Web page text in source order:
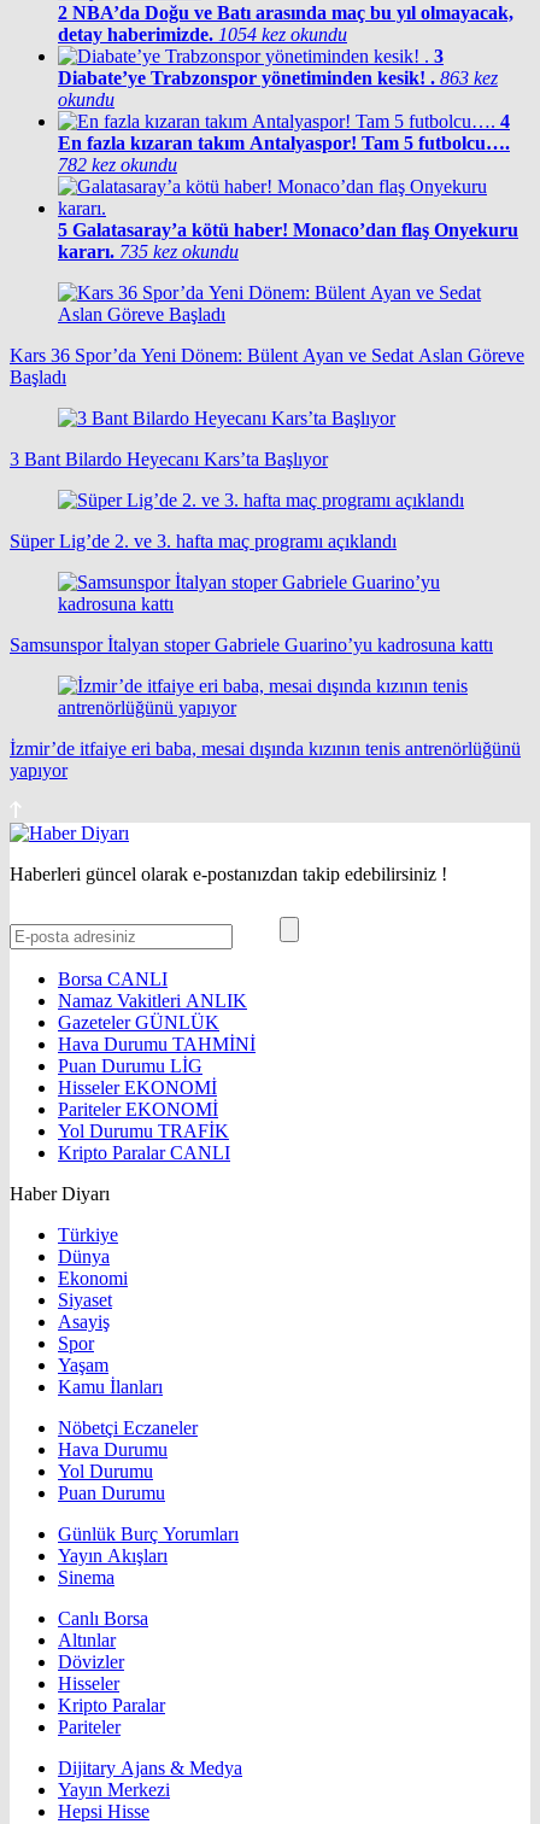
2 NBA’da Doğu ve Batı arasında maç bu yıl olmayacak,
detay haberimizde. 1054 kez okundu
3
Diabate’ye Trabzonspor yönetiminden kesik! . 863 kez
okundu
4
En fazla kızaran takım Antalyaspor! Tam 5 futbolcu….
782 kez okundu
5 Galatasaray’a kötü haber! Monaco’dan flaş Onyekuru
kararı. 735 kez okundu
Kars 36 Spor’da Yeni Dönem: Bülent Ayan ve Sedat Aslan Göreve
Başladı
3 Bant Bilardo Heyecanı Kars’ta Başlıyor
Süper Lig’de 2. ve 3. hafta maç programı açıklandı
Samsunspor İtalyan stoper Gabriele Guarino’yu kadrosuna kattı
İzmir’de itfaiye eri baba, mesai dışında kızının tenis antrenörlüğünü
yapıyor
Haberleri güncel olarak e-postanızdan takip edebilirsiniz !
Borsa CANLI
Namaz Vakitleri ANLIK
GazetelerGÜNLÜK
Hava Durumu TAHMİNİ
Puan Durumu LİG
HisselerEKONOMİ
ParitelerEKONOMİ
Yol Durumu TRAFİK
Kripto ParalarCANLI
Haber Diyarı
Türkiye
Dünya
Ekonomi
Siyaset
Asayiş
Spor
Yaşam
Kamu İlanları
Nöbetçi Eczaneler
Hava Durumu
Yol Durumu
Puan Durumu
Günlük Burç Yorumları
Yayın Akışları
Sinema
Canlı Borsa
Altınlar
Dövizler
Hisseler
Kripto Paralar
Pariteler
Dijitary Ajans & Medya
Yayın Merkezi
Hepsi Hisse